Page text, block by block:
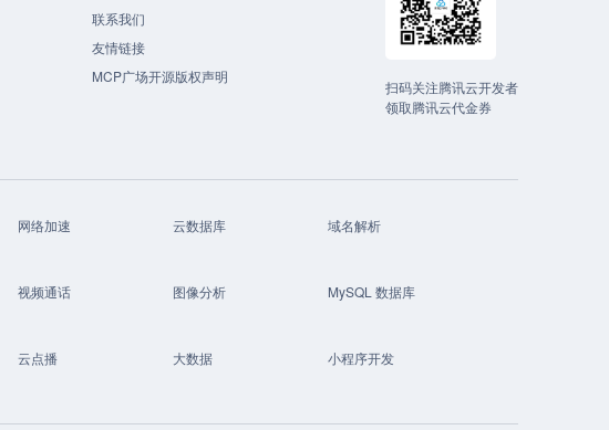
联系我们
友情链接
MCP广场开源版权声明
扫码关注腾讯云开发者
领取腾讯云代金券
网络加速 云数据库
域名解析
视频通话 图像分析
MySQL 数据库
云点播 大数据
小程序开发